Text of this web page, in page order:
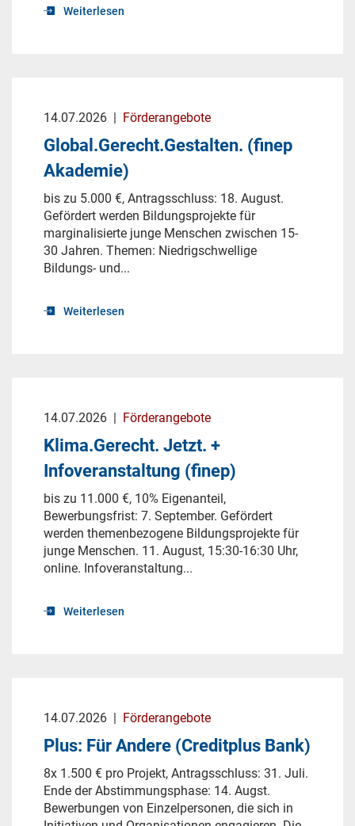
Weiterlesen
14.07.2026 | Förderangebote
Global.Gerecht.Gestalten. (finep
Akademie)
bis zu 5.000 €, Antragsschluss: 18. August.
Gefördert werden Bildungsprojekte für
marginalisierte junge Menschen zwischen 15-
30 Jahren. Themen: Niedrigschwellige
Bildungs- und...
Weiterlesen
14.07.2026 | Förderangebote
Klima.Gerecht. Jetzt. +
Infoveranstaltung (finep)
bis zu 11.000 €, 10% Eigenanteil,
Bewerbungsfrist: 7. September. Gefördert
werden themenbezogene Bildungsprojekte für
junge Menschen. 11. August, 15:30-16:30 Uhr,
online. Infoveranstaltung...
Weiterlesen
14.07.2026 | Förderangebote
Plus: Für Andere (Creditplus Bank)
8x 1.500 € pro Projekt, Antragsschluss: 31. Juli.
Ende der Abstimmungsphase: 14. Augst.
Bewerbungen von Einzelpersonen, die sich in